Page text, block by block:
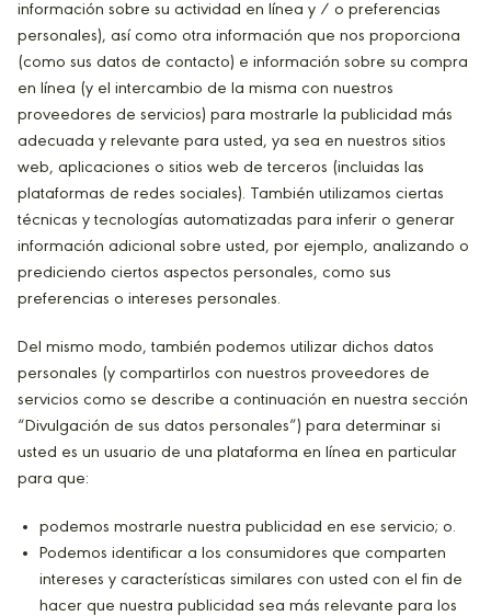
información sobre su actividad en línea y / o preferencias
personales), así como otra información que nos proporciona
(como sus datos de contacto) e información sobre su compra
en línea (y el intercambio de la misma con nuestros
proveedores de servicios) para mostrarle la publicidad más
adecuada y relevante para usted, ya sea en nuestros sitios
web, aplicaciones o sitios web de terceros (incluidas las
plataformas de redes sociales). También utilizamos ciertas
técnicas y tecnologías automatizadas para inferir o generar
información adicional sobre usted, por ejemplo, analizando o
prediciendo ciertos aspectos personales, como sus
preferencias o intereses personales.
Del mismo modo, también podemos utilizar dichos datos
personales (y compartirlos con nuestros proveedores de
servicios como se describe a continuación en nuestra sección
“Divulgación de sus datos personales”) para determinar si
usted es un usuario de una plataforma en línea en particular
para que:
podemos mostrarle nuestra publicidad en ese servicio; o.
Podemos identificar a los consumidores que comparten
intereses y características similares con usted con el fin de
hacer que nuestra publicidad sea más relevante para los